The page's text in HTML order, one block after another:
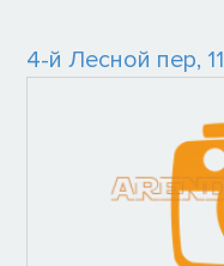
4-й Лесной пер, 11